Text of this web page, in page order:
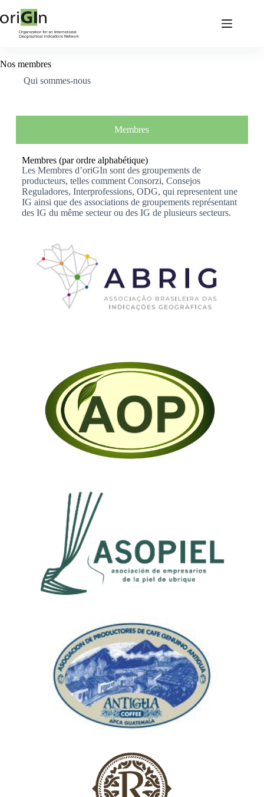
Nos membres
Qui sommes-nous
Membres
Membres (par ordre alphabétique)
Les Membres d’oriGIn sont des groupements de
producteurs, telles comment Consorzi, Consejos
Reguladores, Interprofessions, ODG, qui representent une
IG ainsi que des associations de groupements représentant
des IG du même secteur ou des IG de plusieurs secteurs.
ABRIG – Associação Brasileira das
Indicações Geográficas
American Origin Product Association
(AOPA)
Asociación de empresarios de la la Piel
de Ubrique (ASOPIEL)
Asociación de productores de café
genuino Antigua (APCA)